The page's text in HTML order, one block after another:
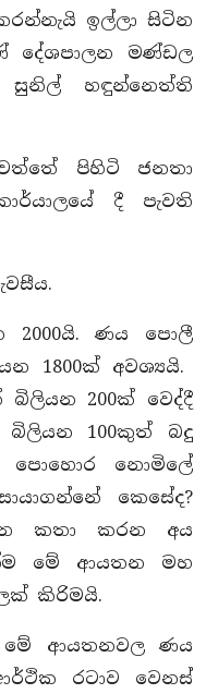
ඉල්ලා සිටින
දේශපාලන මණ්ඩල
සුනිල් හඳුන්නෙත්ති
පිහිටි ජනතා
දී පැවති
2000යි. ණය පොලී
1800ක් අවශ්‍යයි.
200ක් වෙද්දී
බිලියන 100කුත් බදු
පොහොර නොමිලේ
කෙසේද?
කතා කරන අය
මේ ආයතන මහ
කිරිමයි.
මේ ආයතනවල ණය
රටාව වෙනස්